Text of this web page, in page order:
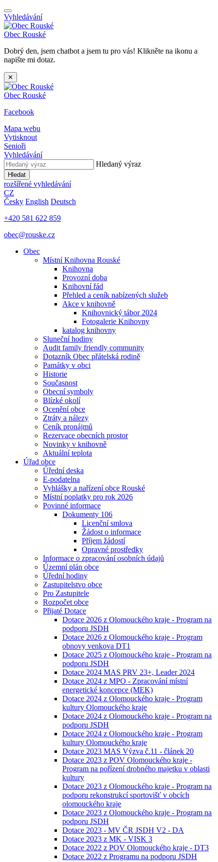
Vyhledávání
Obec Rouské
Dobrý den, jsem chatbot a jsem tu pro vás! Klikněte na ikonu a
napište mi dotaz.
✕
Obec Rouské
Facebook
Mapa webu
Vytisknout
Senioři
Vyhledávání
Hledaný výraz
Hledat
rozšířené vyhledávání
CZ
Česky English Deutsch
+420 581 622 859
obec@rouske.cz
Obec
Místní Knihovna Rouské
Knihovna
Provozní doba
Knihovní řád
Přehled a ceník nabízených služeb
Akce v knihovně
Knihovnický tábor 2024
Fotogalerie Knihovny
katalog knihovny
Sluneční hodiny
Audit family friendly community
Dotazník Obec přátelská rodině
Památky v obci
Historie
Současnost
Obecní symboly
Blízké okolí
Ocenění obce
Ztráty a nálezy
Ceník pronájmů
Rezervace obecních prostor
Novinky v knihovně
Aktuální teplota
Úřad obce
Úřední deska
E-podatelna
Vyhlášky a nařízení obce Rouské
Místní poplatky pro rok 2026
Povinné informace
Dokumenty 106
Licenční smlova
Žádost o informace
Příjem žádostí
Opravné prostředky
Informace o zpracování osobních údajů
Územní plán obce
Úřední hodiny
Zastupitelstvo obce
Pro Zastupitele
Rozpočet obce
Přijaté Dotace
Dotace 2026 z Olomouckého kraje - Program na
podporu JSDH
Dotace 2026 z Olomouckého kraje - Program
obnovy venkova DT1
Dotace 2025 z Olomouckého kraje - Program na
podporu JSDH
Dotace 2024 MAS PRV 23+, Leader 2024
Dotace 2024 z MPO - Zpracování místní
energetické koncepce (MEK)
Dotace 2024 z Olomouckého kraje - Program
kultury Olomouckého kraje
Dotace 2024 z Olomouckého kraje - Program na
podporu JSDH
Dotace 2024 z Olomouckého kraje - Program
kultury Olomouckého kraje
Dotace 2023 MAS Výzva č.11 - článek 20
Dotace 2023 z POV Olomouckého kraje -
Program na pořízení drobného majetku v oblasti
kultury
Dotace 2023 z Olomouckého kraje - Program na
podporu rekonstrukcí sportovišť v obcích
olomouckého kraje
Dotace 2023 z Olomouckého kraje - Program na
podporu JSDH
Dotace 2023 - MV ČR JSDH V2 - DA
Dotace 2023 z MK - VISK 3
Dotace 2022 z POV Olomouckého kraje - DT3
Dotace 2022 z Programu na podporu JSDH